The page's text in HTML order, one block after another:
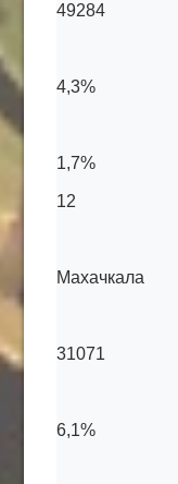
49284
4,3%
1,7%
12
Махачкала
31071
6,1%